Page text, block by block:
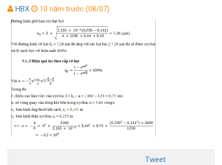
HBX
10 năm trước (08/07)
Tweet